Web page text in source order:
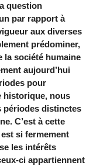
question
par rapport à
aux diverses
prédominer,
la société humaine
aujourd’hui
pour
historique, nous
périodes distinctes
C’est à cette
si fermement
les intérêts
ci appartiennent